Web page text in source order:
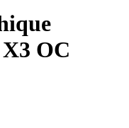
OC